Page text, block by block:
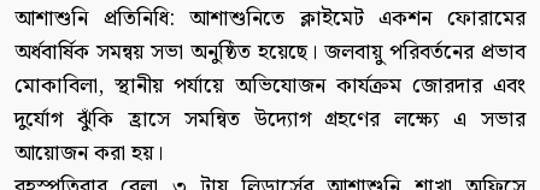
আশাশুনি প্রতিনিধি: আশাশুনিতে ক্লাইমেট একশন ফোরামের
অর্ধবার্ষিক সমন্বয় সভা অনুষ্ঠিত হয়েছে। জলবায়ু পরিবর্তনের প্রভাব
মোকাবিলা, স্থানীয় পর্যায়ে অভিযোজন কার্যক্রম জোরদার এবং
দুর্যোগ ঝুঁকি হ্রাসে সমন্বিত উদ্যোগ গ্রহণের লক্ষ্যে এ সভার
আয়োজন করা হয়।